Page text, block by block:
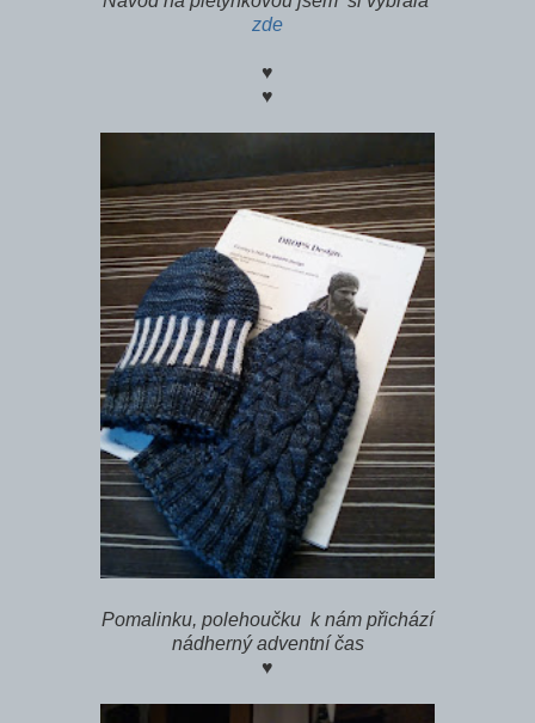
zde
♥
♥
Pomalinku, polehoučku k nám přichází
nádherný adventní čas
♥